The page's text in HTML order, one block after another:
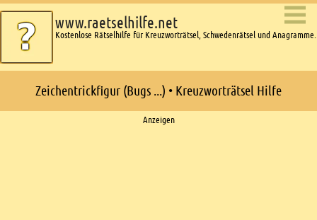
www.raetselhilfe.net
Kostenlose Rätselhilfe für Kreuzworträtsel, Schwedenrätsel und Anagramme.
Zeichentrickfigur (Bugs ...) • Kreuzworträtsel Hilfe
Anzeigen